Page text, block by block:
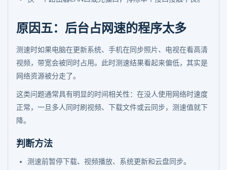
原因五：后台占网速的程序太多
测速时如果电脑在更新系统、手机在同步照片、电视在看高清
视频，带宽会被同时占用。此时测速结果看起来偏低，其实是
网络资源被分走了。
这类问题通常具有明显的时间相关性：在没人使用网络时速度
正常，一旦多人同时刷视频、下载文件或云同步，测速值就下
降。
判断方法
测速前暂停下载、视频播放、系统更新和云盘同步。